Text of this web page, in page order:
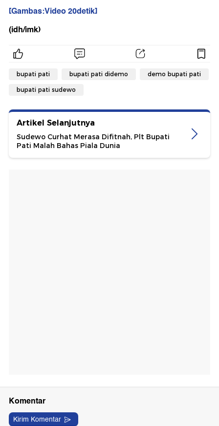
[Gambas:Video 20detik]
(idh/imk)
bupati pati bupati pati didemo demo bupati pati
bupati pati sudewo
Artikel Selanjutnya
Sudewo Curhat Merasa Difitnah, Plt Bupati
Pati Malah Bahas Piala Dunia